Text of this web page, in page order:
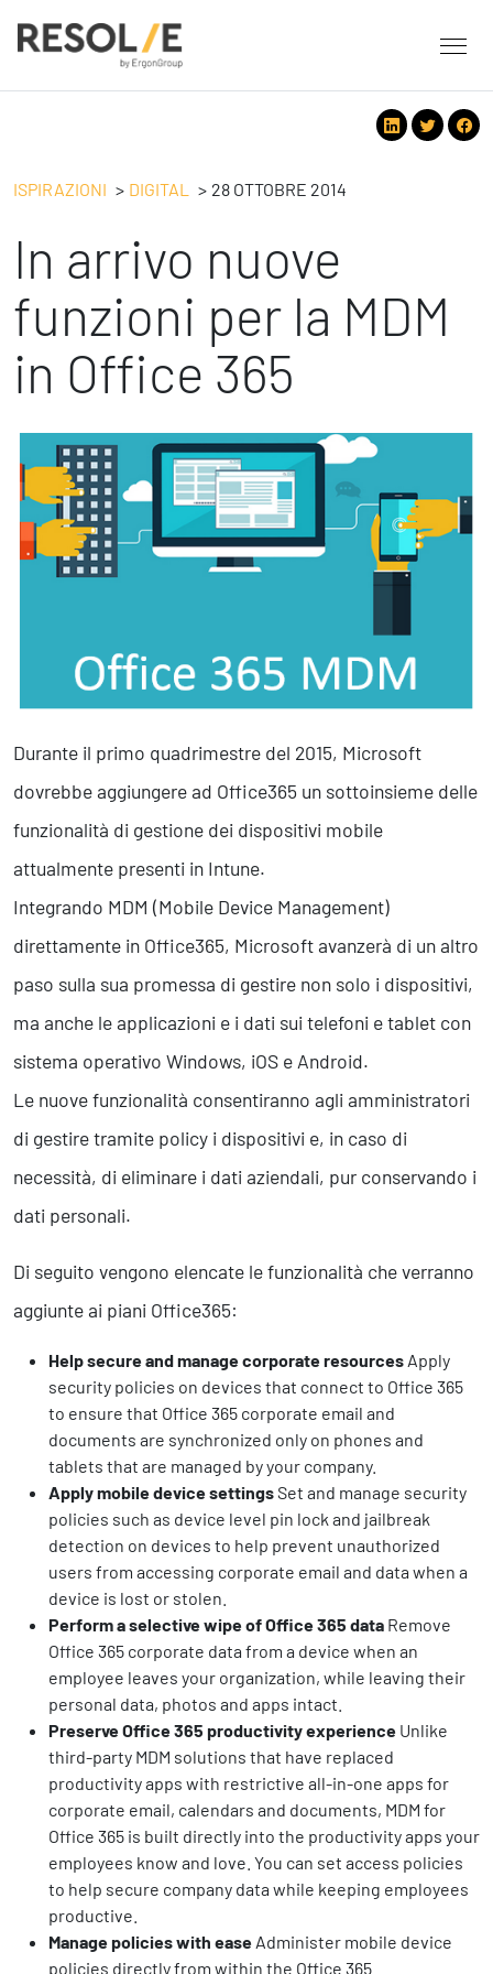
Servizi
People
Strategy
Digital
Operation
Tecnologie
Eventi
Ispirazioni
Contatti
People
Leadership
Benessere Organizzativo & Sostenibile
Performance Management
Strategy
Business Process Improvement
People & Process
Marketing Strategico
Finanza Strategica
231 Gestione Rischi
Innovazione
Sostenibilità
Social Impacts
Digital
Produttività & Lavoro in Team
Remote Working & Video e Audio Conferencing
Business Intelligence, Analitiche e Intelligenza Artificiale
Sviluppo App
Operation
Smart Working
Efficientamento Aziendale
Project Management
Finanza & Gestione Economica
Sistemi di Gestione
Safety
Sicurezza sul Lavoro
Assistenza Ambientale
Sicurezza Alimentare
Cyber Security
ISPIRAZIONI DIGITAL 28 OTTOBRE 2014
In arrivo nuove
funzioni per la MDM
in Office 365
Durante il primo quadrimestre del 2015, Microsoft
dovrebbe aggiungere ad Office365 un sottoinsieme delle
funzionalità di gestione dei dispositivi mobile
attualmente presenti in Intune.
Integrando MDM (Mobile Device Management)
direttamente in Office365, Microsoft avanzerà di un altro
paso sulla sua promessa di gestire non solo i dispositivi,
ma anche le applicazioni e i dati sui telefoni e tablet con
sistema operativo Windows, iOS e Android.
Le nuove funzionalità consentiranno agli amministratori
di gestire tramite policy i dispositivi e, in caso di
necessità, di eliminare i dati aziendali, pur conservando i
dati personali.
Di seguito vengono elencate le funzionalità che verranno
aggiunte ai piani Office365:
Help secure and manage corporate resources Apply
security policies on devices that connect to Office 365
to ensure that Office 365 corporate email and
documents are synchronized only on phones and
tablets that are managed by your company.
Apply mobile device settingsSet and manage security
policies such as device level pin lock and jailbreak
detection on devices to help prevent unauthorized
users from accessing corporate email and data when a
device is lost or stolen.
Perform a selective wipe of Office 365 data Remove
Office 365 corporate data from a device when an
employee leaves your organization, while leaving their
personal data, photos and apps intact.
Preserve Office 365 productivity experience Unlike
third-party MDM solutions that have replaced
productivity apps with restrictive all-in-one apps for
corporate email, calendars and documents, MDM for
Office 365 is built directly into the productivity apps your
employees know and love. You can set access policies
to help secure company data while keeping employees
productive.
Manage policies with ease Administer mobile device
policies directly from within the Office 365